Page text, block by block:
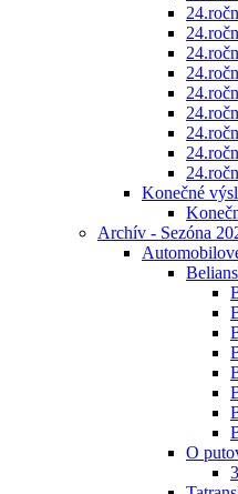
Konečné
Archív - Sezóna
O